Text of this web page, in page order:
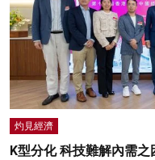
灼見經濟
K型分化 科技難解內需